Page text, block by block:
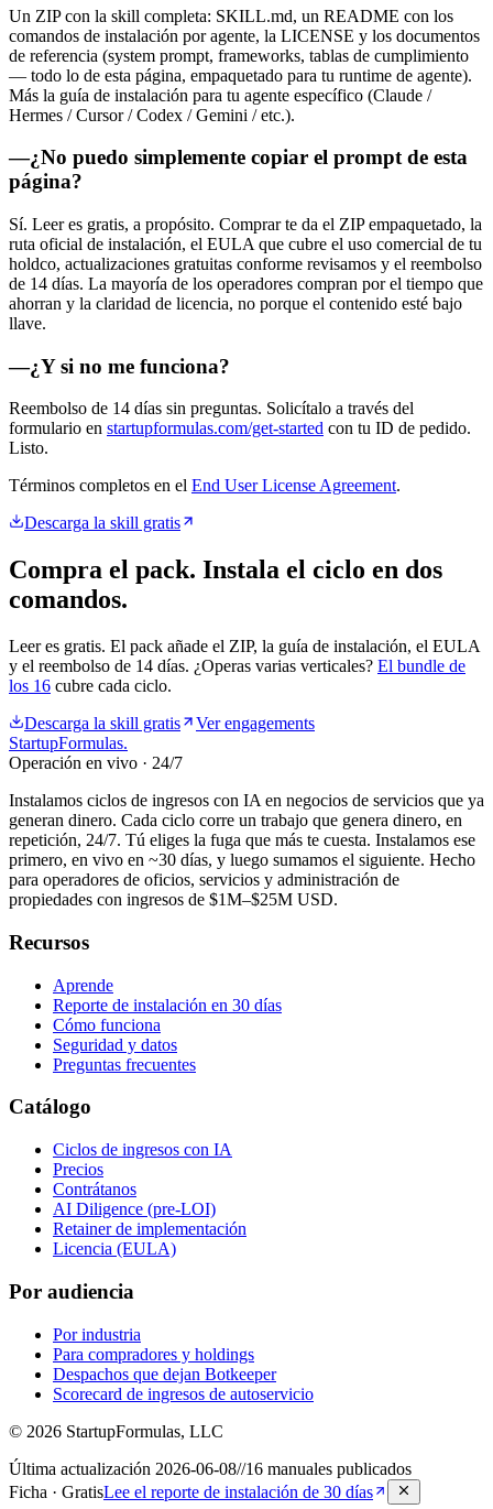
Un ZIP con la skill completa: SKILL.md, un README con los
comandos de instalación por agente, la LICENSE y los documentos
de referencia (system prompt, frameworks, tablas de cumplimiento
— todo lo de esta página, empaquetado para tu runtime de agente).
Más la guía de instalación para tu agente específico (Claude /
Hermes / Cursor / Codex / Gemini / etc.).
—¿No puedo simplemente copiar el prompt de esta
página?
Sí. Leer es gratis, a propósito. Comprar te da el ZIP empaquetado, la
ruta oficial de instalación, el EULA que cubre el uso comercial de tu
holdco, actualizaciones gratuitas conforme revisamos y el reembolso
de 14 días. La mayoría de los operadores compran por el tiempo que
ahorran y la claridad de licencia, no porque el contenido esté bajo
llave.
—¿Y si no me funciona?
Reembolso de 14 días sin preguntas. Solicítalo a través del
formulario en startupformulas.com/get-started con tu ID de pedido.
Listo.
Términos completos en el End User License Agreement.
Descarga la skill gratis
Compra el pack. Instala el ciclo en dos
comandos.
Leer es gratis. El pack añade el ZIP, la guía de instalación, el EULA
y el reembolso de 14 días. ¿Operas varias verticales? El bundle de
los 16 cubre cada ciclo.
Descarga la skill gratis
Ver engagements
StartupFormulas.
Operación en vivo · 24/7
Instalamos ciclos de ingresos con IA en negocios de servicios que ya
generan dinero. Cada ciclo corre un trabajo que genera dinero, en
repetición, 24/7. Tú eliges la fuga que más te cuesta. Instalamos ese
primero, en vivo en ~30 días, y luego sumamos el siguiente. Hecho
para operadores de oficios, servicios y administración de
propiedades con ingresos de $1M–$25M USD.
Recursos
Aprende
Reporte de instalación en 30 días
Cómo funciona
Seguridad y datos
Preguntas frecuentes
Catálogo
Ciclos de ingresos con IA
Precios
Contrátanos
AI Diligence (pre-LOI)
Retainer de implementación
Licencia (EULA)
Por audiencia
Por industria
Para compradores y holdings
Despachos que dejan Botkeeper
Scorecard de ingresos de autoservicio
© 2026 StartupFormulas, LLC
Última actualización 2026-06-08//16 manuales publicados
Ficha · GratisLee el reporte de instalación de 30 días